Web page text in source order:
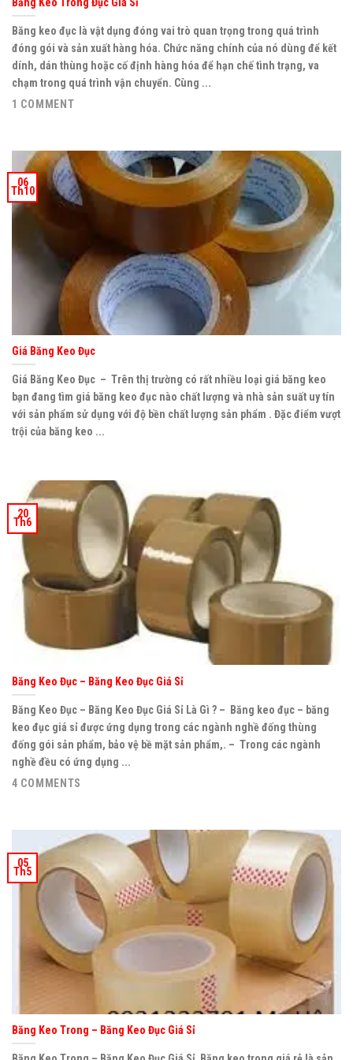
Băng keo đục là vật dụng đóng vai trò quan trọng trong quá trình
đóng gói và sản xuất hàng hóa. Chức năng chính của nó dùng để kết
dính, dán thùng hoặc cố định hàng hóa để hạn chế tình trạng, va
chạm trong quá trình vận chuyển. Cùng ...
1 COMMENT
Giá Băng Keo Đục
Giá Băng Keo Đục – Trên thị trường có rất nhiều loại giá băng keo
bạn đang tìm giá băng keo đục nào chất lượng và nhà sản suất uy tín
với sản phẩm sử dụng với độ bền chất lượng sản phẩm . Đặc điểm vượt
trội của băng keo ...
06
Th10
Băng Keo Đục – Băng Keo Đục Giá Sỉ
Băng Keo Đục – Băng Keo Đục Giá Sỉ Là Gì ? – Băng keo đục – băng
keo đục giá sỉ được ứng dụng trong các ngành nghề đống thùng
đống gói sản phẩm, bảo vệ bề mặt sản phẩm,. – Trong các ngành
nghề đều có ứng dụng ...
4 COMMENTS
20
Th6
Băng Keo Trong – Băng Keo Đục Giá Sỉ
05
Th5